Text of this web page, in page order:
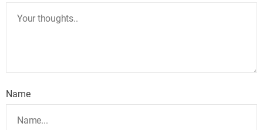
Name